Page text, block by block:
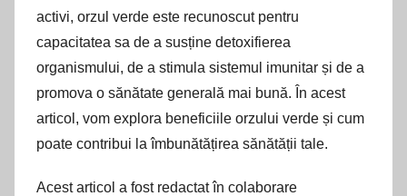
activi, orzul verde este recunoscut pentru
capacitatea sa de a susține detoxifierea
organismului, de a stimula sistemul imunitar și de a
promova o sănătate generală mai bună. În acest
articol, vom explora beneficiile orzului verde și cum
poate contribui la îmbunătățirea sănătății tale.
Acest articol a fost redactat în colaborare